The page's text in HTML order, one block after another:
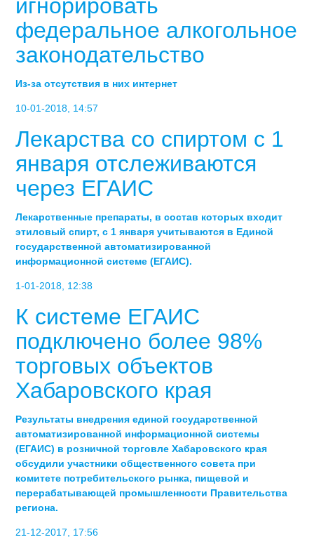
игнорировать
федеральное алкогольное
законодательство
Из-за отсутствия в них интернет
10-01-2018, 14:57
Лекарства со спиртом с 1
января отслеживаются
через ЕГАИС
Лекарственные препараты, в состав которых входит
этиловый спирт, с 1 января учитываются в Единой
государственной автоматизированной
информационной системе (ЕГАИС).
1-01-2018, 12:38
К системе ЕГАИС
подключено более 98%
торговых объектов
Хабаровского края
Результаты внедрения единой государственной
автоматизированной информационной системы
(ЕГАИС) в розничной торговле Хабаровского края
обсудили участники общественного совета при
комитете потребительского рынка, пищевой и
перерабатывающей промышленности Правительства
региона.
21-12-2017, 17:56